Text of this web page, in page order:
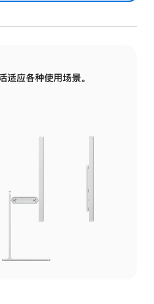
适应各种使用场景。